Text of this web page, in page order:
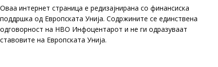
Оваа интернет страница е редизајнирана со финансиска
поддршка од Европската Унија. Содржините се единствена
одговорност на НВО Инфоцентарот и не ги одразуваат
ставовите на Европската Унија.